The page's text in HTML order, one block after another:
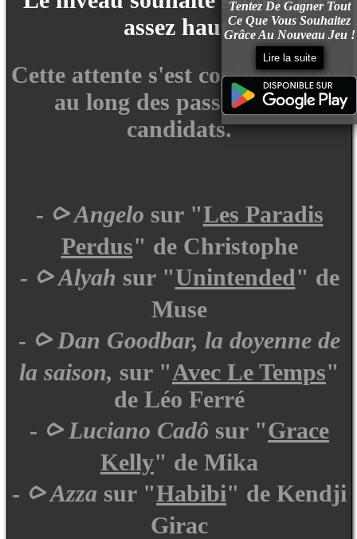
Tentez De Gagner Tout
Ce Que Vous Souhaitez
Grâce Au Nouveau Jeu !
Lire la suite
assez haut.
Cette attente s'est confirmée tout
au long des passages des
candidats.
- ⪧ Angelo sur "Les Paradis
Perdus" de Christophe
- ⪧ Alyah sur "Unintended" de
Muse
- ⪧ Dan Goodbar, la doyenne de
la saison, sur "Avec Le Temps"
de Léo Ferré
- ⪧ Luciano Cadô sur "Grace
Kelly" de Mika
- ⪧ Azza sur "Habibi" de Kendji
Girac